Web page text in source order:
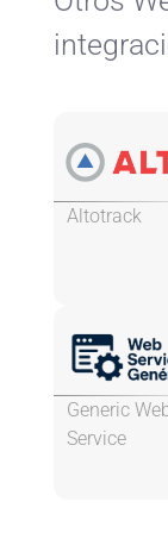
Altotrack
Generic
Service